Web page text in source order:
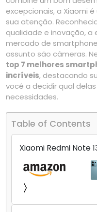
excepcionais, a Xiaomi
sua atenção.
qualidade e inovação,
mercado de
assunto são câmeras.
top 7 melhores
incríveis, destacando
você a decidir qual
necessidades.
Table of Contents
Xiaomi Redmi Note
GB + 8 GB) 200
e) + (Pacote de
rápido) (Ocean Teal